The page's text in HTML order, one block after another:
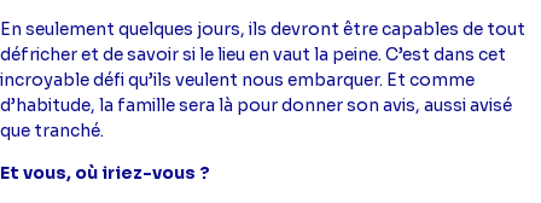
En seulement quelques jours, ils devront être capables de tout
défricher et de savoir si le lieu en vaut la peine. C’est dans cet
incroyable défi qu’ils veulent nous embarquer. Et comme
d’habitude, la famille sera là pour donner son avis, aussi avisé
que tranché.
Et vous, où iriez-vous ?